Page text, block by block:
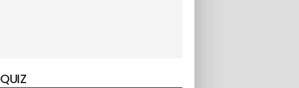
QUIZ